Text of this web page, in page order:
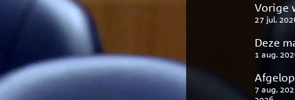
Vorige
27 jul.
Deze
1 aug.
7 aug.